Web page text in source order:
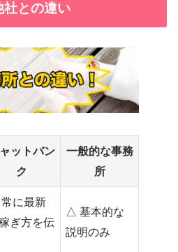
社との違い
ットバン
ク
一般的な事務
所
に最新
ぎ方を伝
△ 基本的な
説明のみ